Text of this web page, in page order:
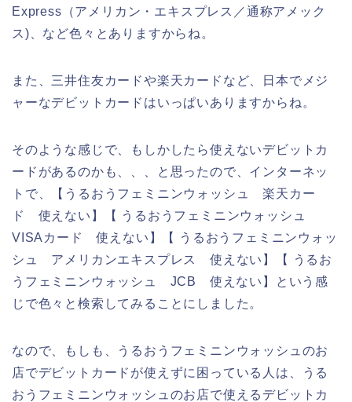
Express（アメリカン・エキスプレス／通称アメック
ス)、など色々とありますからね。
また、三井住友カードや楽天カードなど、日本でメジ
ャーなデビットカードはいっぱいありますからね。
そのような感じで、もしかしたら使えないデビットカ
ードがあるのかも、、、と思ったので、インターネッ
トで、【うるおうフェミニンウォッシュ 楽天カー
ド 使えない】【 うるおうフェミニンウォッシュ
VISAカード 使えない】【 うるおうフェミニンウォッ
シュ アメリカンエキスプレス 使えない】【 うるお
うフェミニンウォッシュ JCB 使えない】という感
じで色々と検索してみることにしました。
なので、もしも、うるおうフェミニンウォッシュのお
店でデビットカードが使えずに困っている人は、うる
おうフェミニンウォッシュのお店で使えるデビットカ